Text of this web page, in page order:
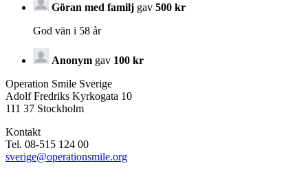
Göran med familj gav 500 kr
God vän i 58 år
Anonym gav 100 kr
Operation Smile Sverige
Adolf Fredriks Kyrkogata 10
111 37 Stockholm
Kontakt
Tel. 08-515 124 00
sverige@operationsmile.org